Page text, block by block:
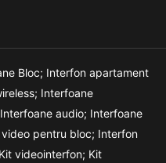
Bloc; Interfon apartament
Interfoane
Interfoane audio; Interfoane
pentru bloc; Interfon
Kit videointerfon; Kit